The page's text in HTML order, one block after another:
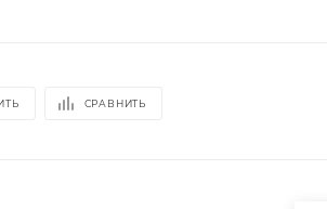
СРАВНИТЬ